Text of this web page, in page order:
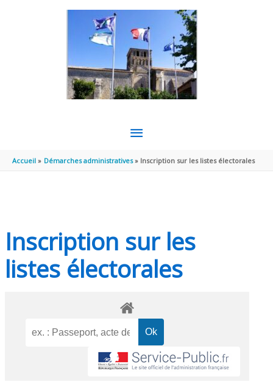
MENU
PRINCIPAL
Accueil Démarches administratives Inscription sur les listes électorales
Inscription sur les
listes électorales